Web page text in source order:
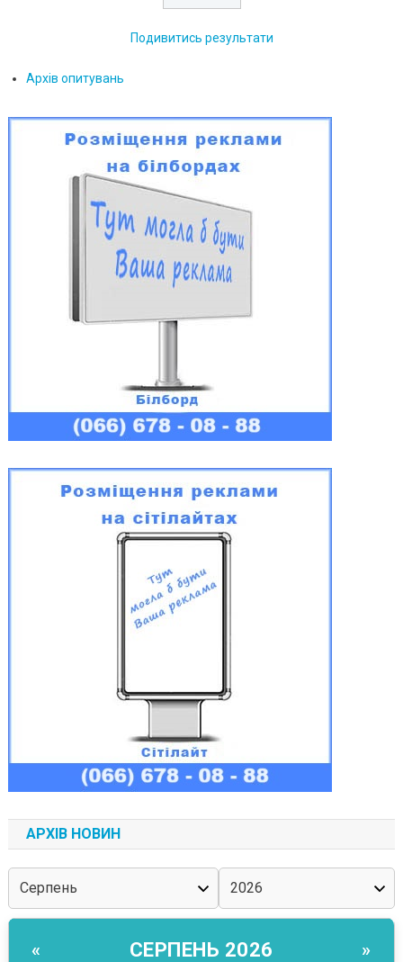
Подивитись результати
Архів опитувань
АРХІВ НОВИН
« СЕРПЕНЬ 2026 »